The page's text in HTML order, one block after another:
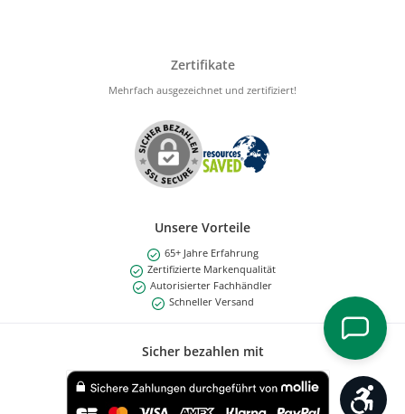
Zertifikate
Mehrfach ausgezeichnet und zertifiziert!
Unsere Vorteile
65+ Jahre Erfahrung
Zertifizierte Markenqualität
Autorisierter Fachhändler
Schneller Versand
Sicher bezahlen mit